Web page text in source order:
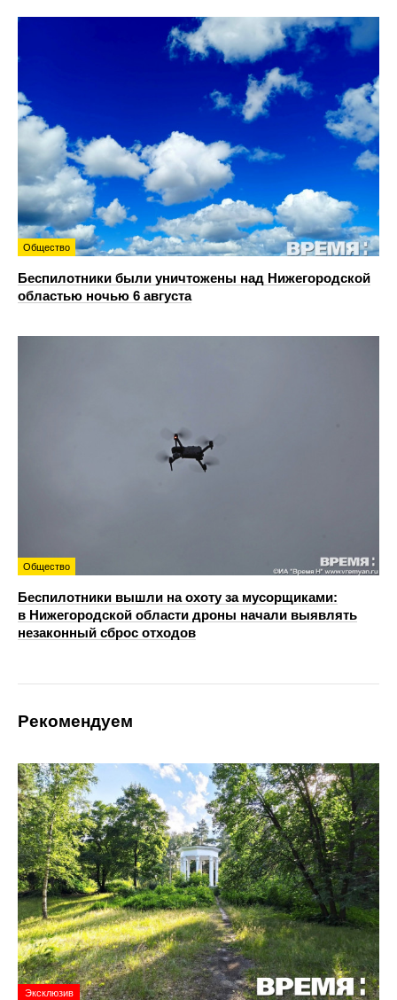
Общество
Беспилотники были уничтожены над Нижегородской
областью ночью 6 августа
Общество
Беспилотники вышли на охоту за мусорщиками:
в Нижегородской области дроны начали выявлять
незаконный сброс отходов
Рекомендуем
Эксклюзив